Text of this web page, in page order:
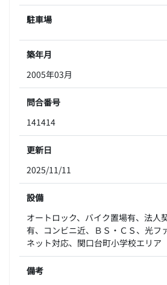
駐車場
築年月
2005年03月
問合番号
141414
更新日
2025/11/11
設備
オートロック、バイク置場有、法人
有、コンビニ近、ＢＳ・ＣＳ、光フ
ネット対応、関口台町小学校エリア
備考